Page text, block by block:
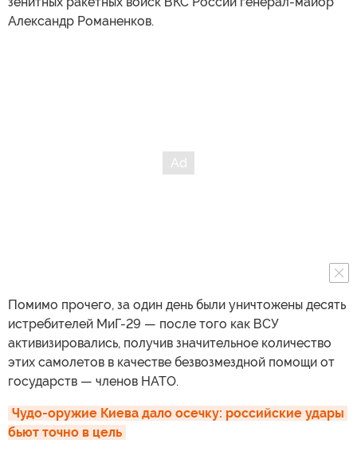
Александр Романенков.
Помимо прочего, за один день были уничтожены десять
истребителей МиГ-29 — после того как ВСУ
активизировались, получив значительное количество
этих самолетов в качестве безвозмездной помощи от
государств — членов НАТО.
Чудо-оружие Киева дало осечку: российские удары
бьют точно в цель